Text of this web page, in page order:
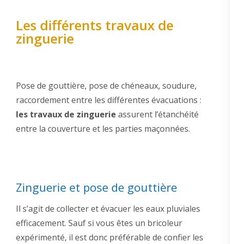
Les différents travaux de
zinguerie
Pose de gouttière, pose de chéneaux, soudure,
raccordement entre les différentes évacuations :
les travaux de zinguerie assurent l’étanchéité
entre la couverture et les parties maçonnées.
Zinguerie et pose de gouttière
Il s’agit de collecter et évacuer les eaux pluviales
efficacement. Sauf si vous êtes un bricoleur
expérimenté, il est donc préférable de confier les